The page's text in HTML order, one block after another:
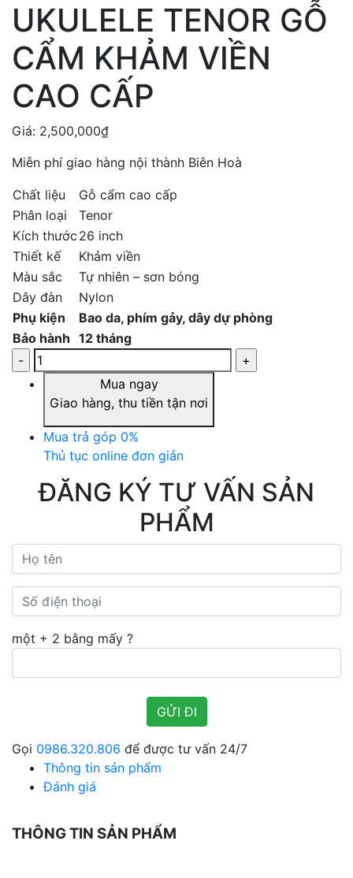
UKULELE TENOR GỖ
CẨM KHẢM VIỀN
CAO CẤP
Giá: 2,500,000₫
Miễn phí giao hàng nội thành Biên Hoà
Chất liệu
Gỗ cẩm cao cấp
Phân loại
Tenor
Kích thước 26 inch
Thiết kế
Khảm viền
Màu sắc
Tự nhiên – sơn bóng
Dây đàn
Nylon
Phụ kiện
Bao da, phím gảy, dây dự phòng
Bảo hành 12 tháng
Mua ngay
Giao hàng, thu tiền tận nơi
Mua trả góp 0%
Thủ tục online đơn giản
ĐĂNG KÝ TƯ VẤN SẢN
PHẨM
một + 2 bằng mấy ?
Gọi 0986.320.806 để được tư vấn 24/7
Thông tin sản phẩm
Đánh giá
THÔNG TIN SẢN PHẨM